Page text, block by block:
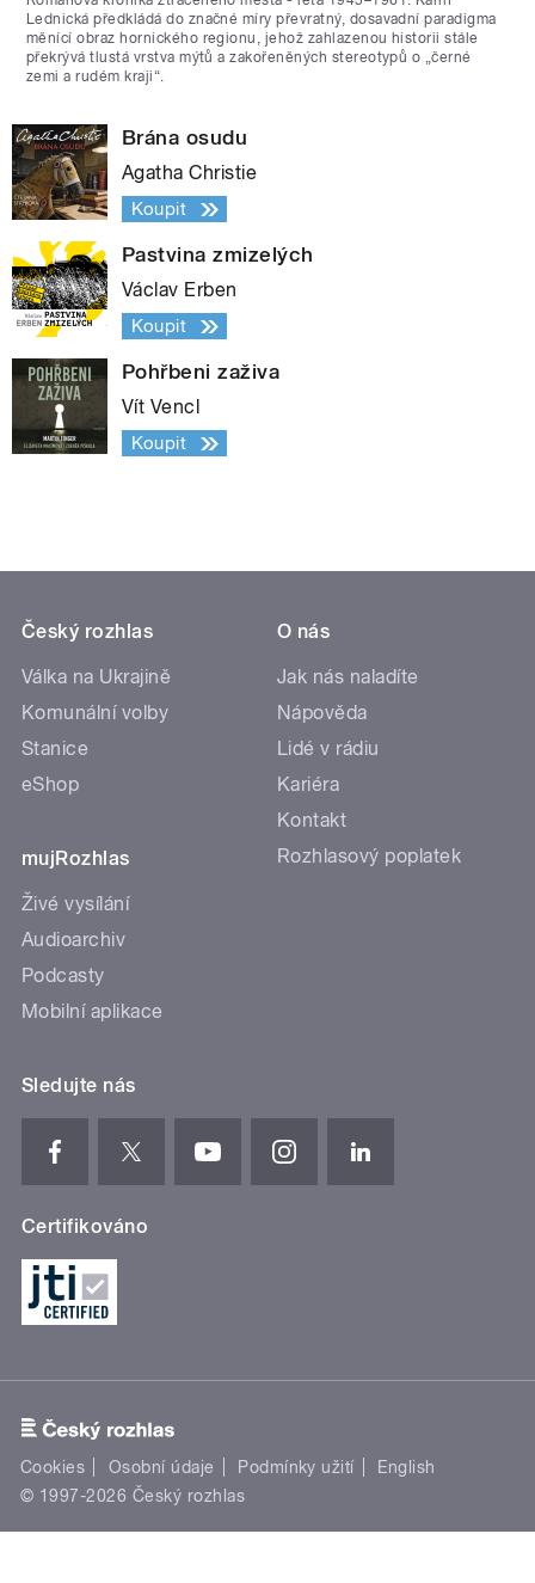
Lednická předkládá do značné míry převratný, dosavadní paradigma
měnící obraz hornického regionu, jehož zahlazenou historii stále
překrývá tlustá vrstva mýtů a zakořeněných stereotypů o „černé
zemi a rudém kraji“.
Brána osudu
Agatha Christie
Koupit
Pastvina zmizelých
Václav Erben
Koupit
Pohřbeni zaživa
Vít Vencl
Koupit
Český rozhlas
Válka na Ukrajině
Komunální volby
Stanice
eShop
mujRozhlas
Živé vysílání
Audioarchiv
Podcasty
Mobilní aplikace
O nás
Jak nás naladíte
Nápověda
Lidé v rádiu
Kariéra
Kontakt
Rozhlasový poplatek
Sledujte nás
Certifikováno
Cookies Osobní údaje Podmínky užití
English
© 1997-2026 Český rozhlas